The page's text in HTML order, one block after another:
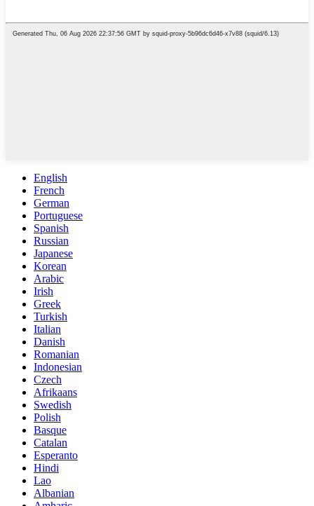
English
French
German
Portuguese
Spanish
Russian
Japanese
Korean
Arabic
Irish
Greek
Turkish
Italian
Danish
Romanian
Indonesian
Czech
Afrikaans
Swedish
Polish
Basque
Catalan
Esperanto
Hindi
Lao
Albanian